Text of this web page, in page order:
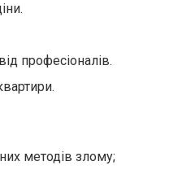
професіоналів.
методів злому;